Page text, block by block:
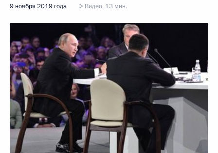
9 ноября 2019 года Видео, 13 мин.